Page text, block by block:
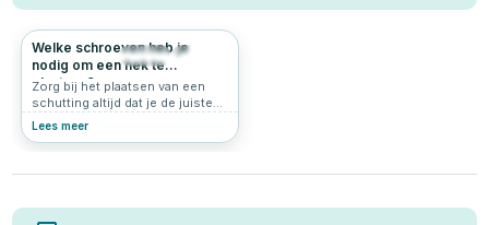
391
Welke schroeven heb je
nodig om een hek te
plaatsen?
Zorg bij het plaatsen van een
schutting altijd dat je de juiste
materialen in huis hebt. Zo ben
Lees meer